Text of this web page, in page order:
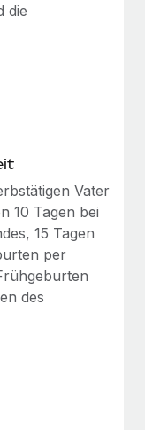
die
Vater
10 Tagen bei
15 Tagen
per
des